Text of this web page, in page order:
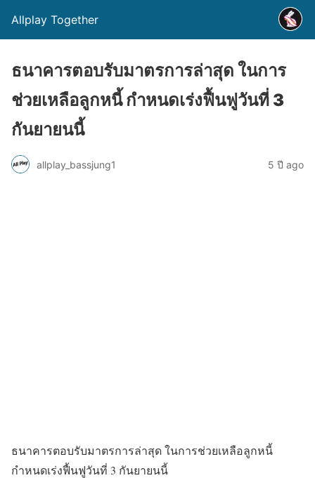
Allplay Together
ธนาคารตอบรับมาตรการล่าสุด ในการ
ช่วยเหลือลูกหนี้ กำหนดเร่งฟื้นฟูวันที่ 3
กันยายนนี้
allplay_bassjung1 5 ปี ago
ธนาคารตอบรับมาตรการล่าสุด ในการช่วยเหลือลูกหนี้
กำหนดเร่งฟื้นฟูวันที่ 3 กันยายนนี้